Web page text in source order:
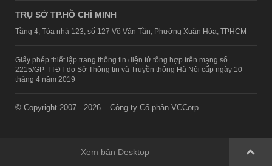
TRỤ SỞ TP.HỒ CHÍ MINH
Tầng 4, Tòa nhà 123, số 127 Võ Văn Tần, Phường Xuân Hòa, TPHCM
Giấy phép thiết lập trang thông tin điện tử tổng hợp trên mạng số
2215/GP-TTĐT do Sở Thông tin và Truyền thông Hà Nội cấp ngày 10
tháng 4 năm 2019
© Copyright 2007 - 2026 – Công ty Cổ phần VCCorp
Xem bản Desktop